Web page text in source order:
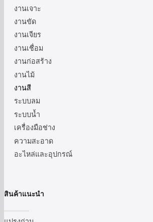
งานเจาะ
งานขัด
งานเจียร
งานเชื่อม
งานก่อสร้าง
งานไม้
งานสี
ระบบลม
ระบบน้ำ
เครื่องมือช่าง
ความสะอาด
อะไหล่และอุปกรณ์
สินค้าแนะนำ